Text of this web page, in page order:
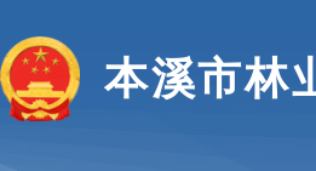
本溪市林